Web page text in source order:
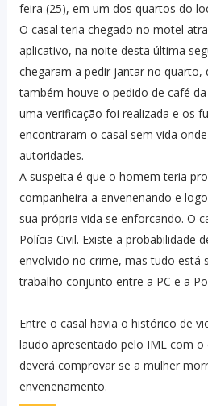
feira (25), em um dos quartos do
O casal teria chegado no motel
aplicativo, na noite desta última
chegaram a pedir jantar no quarto,
também houve o pedido de café
uma verificação foi realizada e os
encontraram o casal sem vida
autoridades.
A suspeita é que o homem teria
companheira a envenenando e
sua própria vida se enforcando. O
Polícia Civil. Existe a probabilidade
envolvido no crime, mas tudo está
trabalho conjunto entre a PC e a
Entre o casal havia o histórico de
laudo apresentado pelo IML com o
deverá comprovar se a mulher
envenenamento.